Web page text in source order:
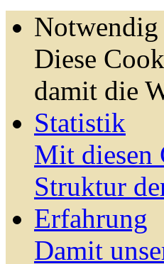
Notwendig
Diese
damit die
Statistik
Mit diesen
Struktur
Erfahrung
Damit